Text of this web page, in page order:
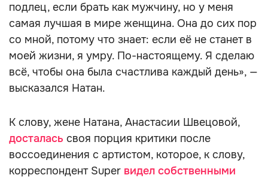
подлец, если брать как мужчину, но у меня
самая лучшая в мире женщина. Она до сих пор
со мной, потому что знает: если её не станет в
моей жизни, я умру. По-настоящему. Я сделаю
всё, чтобы она была счастлива каждый день», —
высказался Натан.
К слову, жене Натана, Анастасии Швецовой,
досталась своя порция критики после
воссоединения с артистом, которое, к слову,
корреспондент Super видел собственными